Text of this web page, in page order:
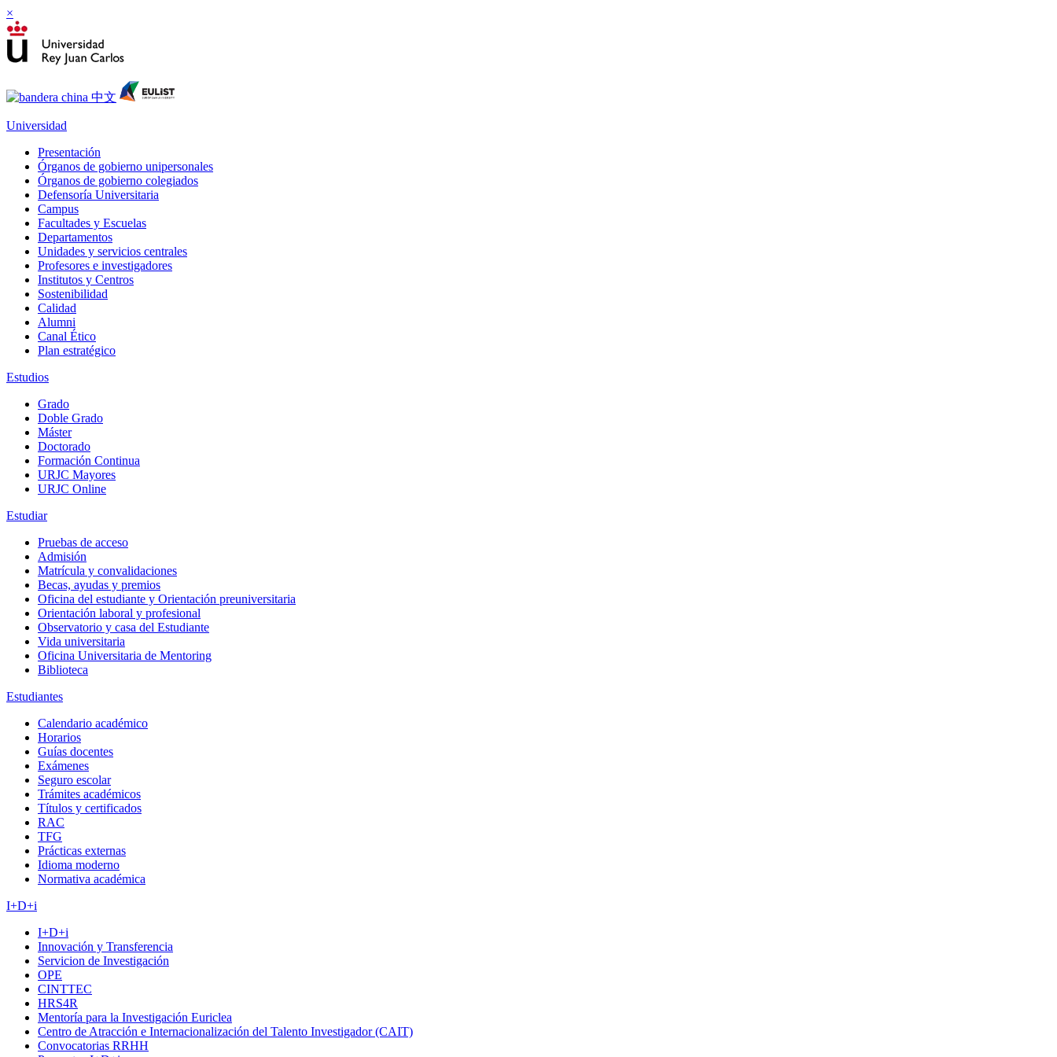
×
Universidad
Presentación
Órganos de gobierno unipersonales
Órganos de gobierno colegiados
Defensoría Universitaria
Campus
Facultades y Escuelas
Departamentos
Unidades y servicios centrales
Profesores e investigadores
Institutos y Centros
Sostenibilidad
Calidad
Alumni
Canal Ético
Plan estratégico
Estudios
Grado
Doble Grado
Máster
Doctorado
Formación Continua
URJC Mayores
URJC Online
Estudiar
Pruebas de acceso
Admisión
Matrícula y convalidaciones
Becas, ayudas y premios
Oficina del estudiante y Orientación preuniversitaria
Orientación laboral y profesional
Observatorio y casa del Estudiante
Vida universitaria
Oficina Universitaria de Mentoring
Biblioteca
Estudiantes
Calendario académico
Horarios
Guías docentes
Exámenes
Seguro escolar
Trámites académicos
Títulos y certificados
RAC
TFG
Prácticas externas
Idioma moderno
Normativa académica
I+D+i
I+D+i
Innovación y Transferencia
Servicion de Investigación
OPE
CINTTEC
HRS4R
Mentoría para la Investigación Euriclea
Centro de Atracción e Internacionalización del Talento Investigador (CAIT)
Convocatorias RRHH